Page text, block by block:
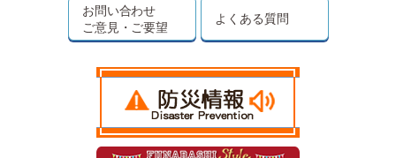
お問い合わせ
ご意見・ご要望
よくある質問